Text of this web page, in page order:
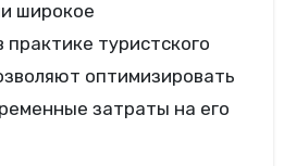
широкое
туристского
оптимизировать
затраты на его